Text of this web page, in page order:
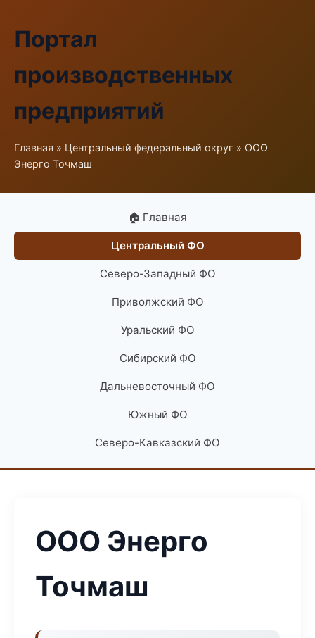
Портал
производственных
предприятий
Главная » Центральный федеральный округ » ООО
Энерго Точмаш
🏠 Главная
Центральный ФО
Северо-Западный ФО
Приволжский ФО
Уральский ФО
Сибирский ФО
Дальневосточный ФО
Южный ФО
Северо-Кавказский ФО
ООО Энерго
Точмаш